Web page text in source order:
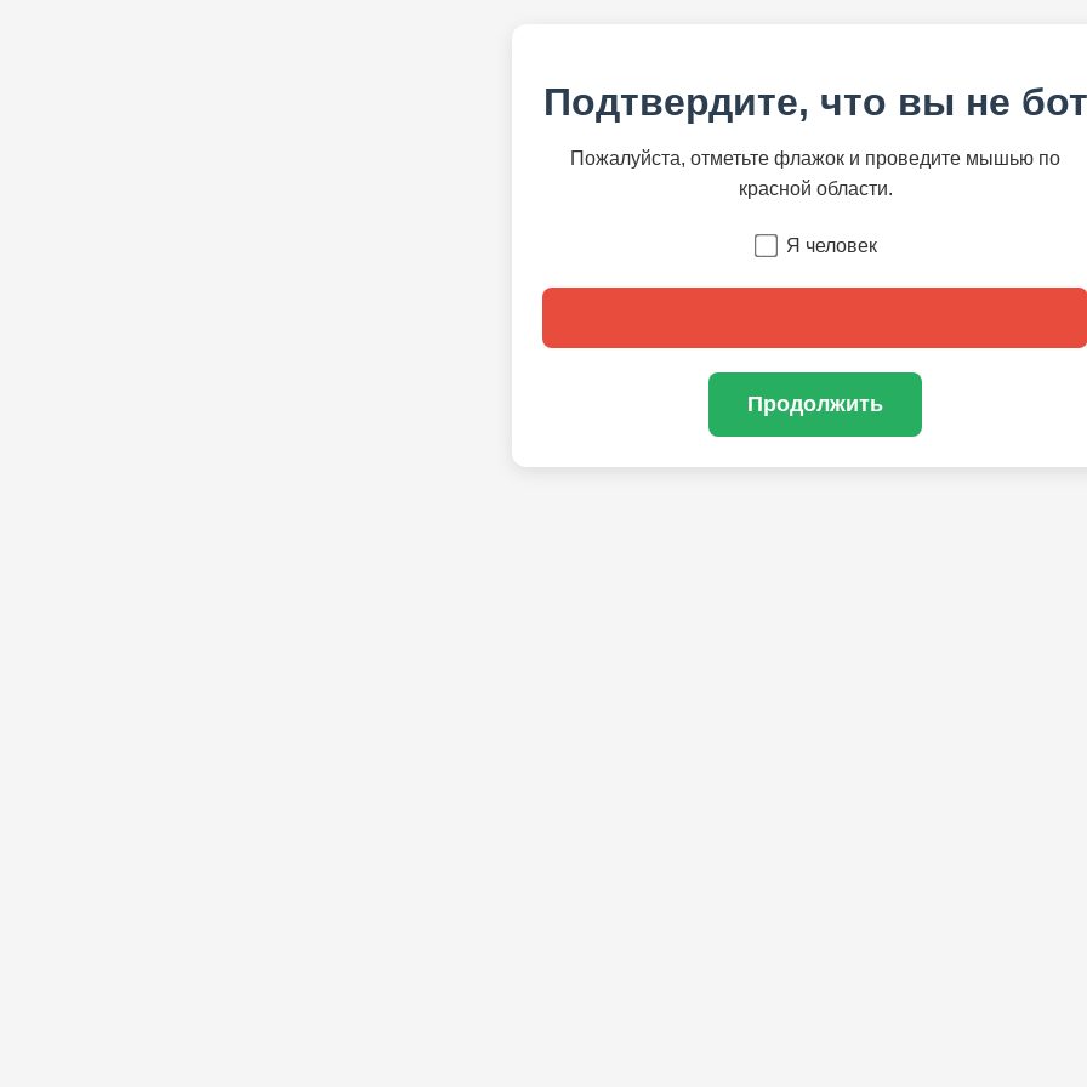
Подтвердите, что вы не бот
Пожалуйста, отметьте флажок и проведите мышью по
красной области.
Я человек
Продолжить